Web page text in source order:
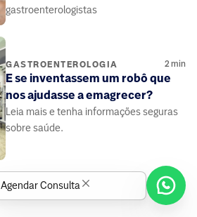
gastroenterologistas
GASTROENTEROLOGIA 2min
E se inventassem um robô que
nos ajudasse a emagrecer?
Leia mais e tenha informações seguras
sobre saúde.
Agendar Consulta